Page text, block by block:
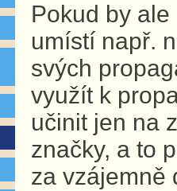
Pokud by
umístí např.
svých
využít k
učinit jen na
značky, a to
za vzájemně